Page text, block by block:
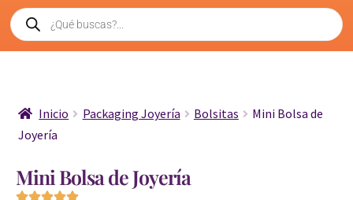
Inicio Packaging Joyería Bolsitas
Mini Bolsa de
Joyería
Mini Bolsa de Joyería
